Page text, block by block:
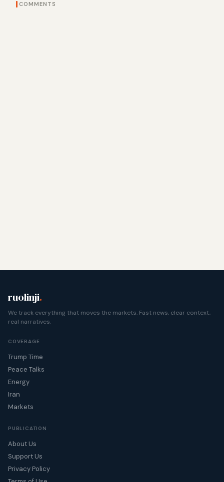
COMMENTS
ruolinji.
We track everything that moves the markets. Fast news, clear context,
real narratives.
COVERAGE
Trump Time
Peace Talks
Energy
Iran
Markets
PUBLICATION
About Us
Support Us
Privacy Policy